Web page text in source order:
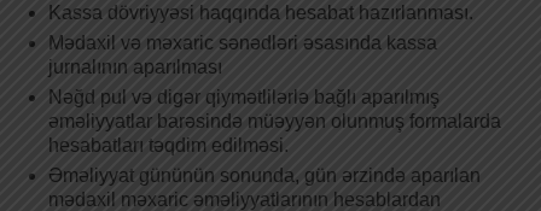
Kassa dövriyyəsi haqqında hesabat hazırlanması.
Mədaxil və məxaric sənədləri əsasında kassa
jurnalının aparılması
Nəğd pul və digər qiymətlilərlə bağlı aparılmış
əməliyyatlar barəsində müəyyən olunmuş formalarda
hesabatları təqdim edilməsi.
Əməliyyat gününün sonunda, gün ərzində aparılan
mədaxil məxaric əməliyyatlarının hesablardan